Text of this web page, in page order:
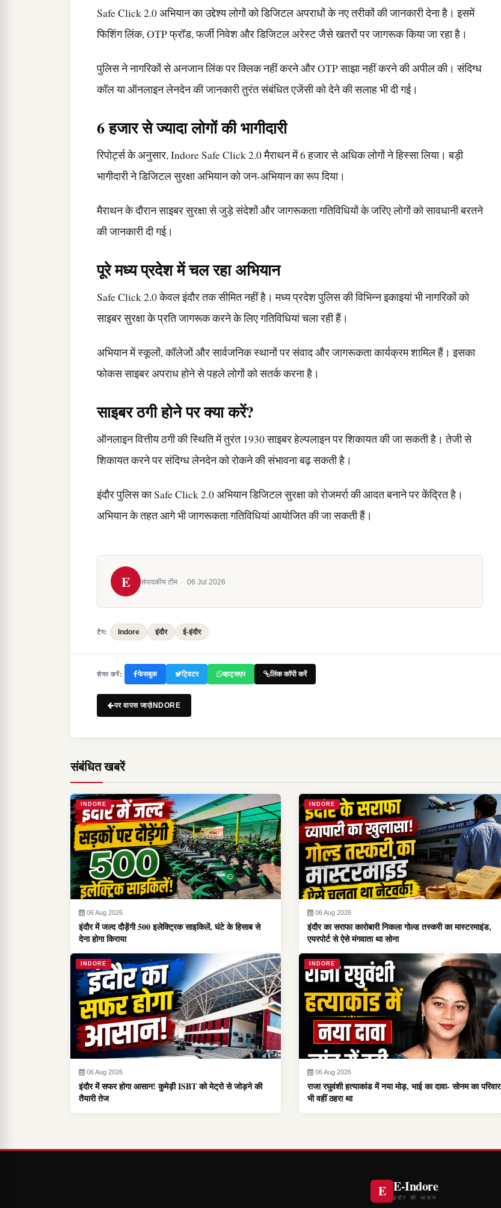
Safe Click 2.0 अभियान का उद्देश्य लोगों को डिजिटल अपराधों के नए तरीकों की जानकारी देना है। इसमें
फिशिंग लिंक, OTP फ्रॉड, फर्जी निवेश और डिजिटल अरेस्ट जैसे खतरों पर जागरूक किया जा रहा है।
पुलिस ने नागरिकों से अनजान लिंक पर क्लिक नहीं करने और OTP साझा नहीं करने की अपील की। संदिग्ध
कॉल या ऑनलाइन लेनदेन की जानकारी तुरंत संबंधित एजेंसी को देने की सलाह भी दी गई।
6 हजार से ज्यादा लोगों की भागीदारी
रिपोर्ट्स के अनुसार, Indore Safe Click 2.0 मैराथन में 6 हजार से अधिक लोगों ने हिस्सा लिया। बड़ी
भागीदारी ने डिजिटल सुरक्षा अभियान को जन-अभियान का रूप दिया।
मैराथन के दौरान साइबर सुरक्षा से जुड़े संदेशों और जागरूकता गतिविधियों के जरिए लोगों को सावधानी बरतने
की जानकारी दी गई।
पूरे मध्य प्रदेश में चल रहा अभियान
Safe Click 2.0 केवल इंदौर तक सीमित नहीं है। मध्य प्रदेश पुलिस की विभिन्न इकाइयां भी नागरिकों को
साइबर सुरक्षा के प्रति जागरूक करने के लिए गतिविधियां चला रही हैं।
अभियान में स्कूलों, कॉलेजों और सार्वजनिक स्थानों पर संवाद और जागरूकता कार्यक्रम शामिल हैं। इसका
फोकस साइबर अपराध होने से पहले लोगों को सतर्क करना है।
साइबर ठगी होने पर क्या करें?
ऑनलाइन वित्तीय ठगी की स्थिति में तुरंत 1930 साइबर हेल्पलाइन पर शिकायत की जा सकती है। तेजी से
शिकायत करने पर संदिग्ध लेनदेन को रोकने की संभावना बढ़ सकती है।
इंदौर पुलिस का Safe Click 2.0 अभियान डिजिटल सुरक्षा को रोजमर्रा की आदत बनाने पर केंद्रित है।
अभियान के तहत आगे भी जागरूकता गतिविधियां आयोजित की जा सकती हैं।
E संपादकीय टीम · 06 Jul 2026
टैग: Indore इंदौर ई-इंदौर
शेयर करें: फेसबुक ट्विटर व्हाट्सएप लिंक कॉपी करें
पर वापस जाएंINDORE
संबंधित खबरें
INDORE
06 Aug 2026
इंदौर में जल्द दौड़ेंगी 500 इलेक्ट्रिक साइकिलें, घंटे के हिसाब से
देना होगा किराया
INDORE
06 Aug 2026
इंदौर का सराफा कारोबारी निकला गोल्ड तस्करी का मास्टरमाइंड,
एयरपोर्ट से ऐसे मंगवाता था सोना
INDORE
06 Aug 2026
इंदौर में सफर होगा आसान! कुमेड़ी ISBT को मेट्रो से जोड़ने की
तैयारी तेज
INDORE
06 Aug 2026
राजा रघुवंशी हत्याकांड में नया मोड़, भाई का दावा- सोनम का परिवार
भी वहीं ठहरा था
E E-Indore
इंदौर की आवाज